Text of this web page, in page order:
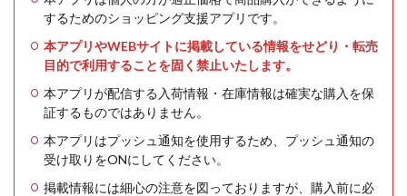
するためのショッピング支援アプリです。
本アプリやWEBサイトに掲載している情報をせどり・転売
目的で利用することを固く禁止いたします。
本アプリが配信する入荷情報・在庫情報は確実な購入を保
証するものではありません。
本アプリはプッシュ通知を使用するため、プッシュ通知の
受け取りをONにしてください。
掲載情報には細心の注意を図っておりますが、購入前に必